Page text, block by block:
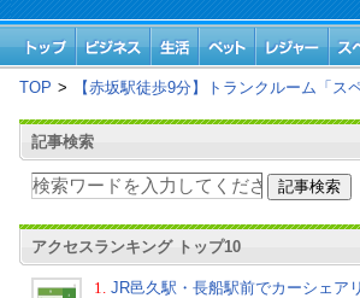
TOP > 【赤坂駅徒歩9分】トランクルーム「
記事検索
アクセスランキング トップ10
1.
JR邑久駅・長船駅前でカーシェアリ